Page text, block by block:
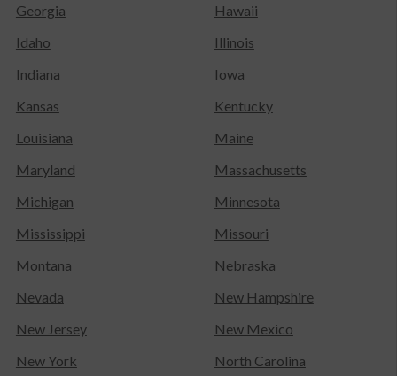
Georgia
Hawaii
Idaho
Illinois
Indiana
Iowa
Kansas
Kentucky
Louisiana
Maine
Maryland
Massachusetts
Michigan
Minnesota
Mississippi
Missouri
Montana
Nebraska
Nevada
New Hampshire
New Jersey
New Mexico
New York
North Carolina